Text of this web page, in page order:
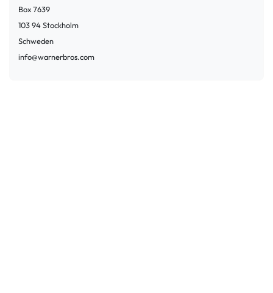
Box7639
103 94Stockholm
Schweden
info@warnerbros.com